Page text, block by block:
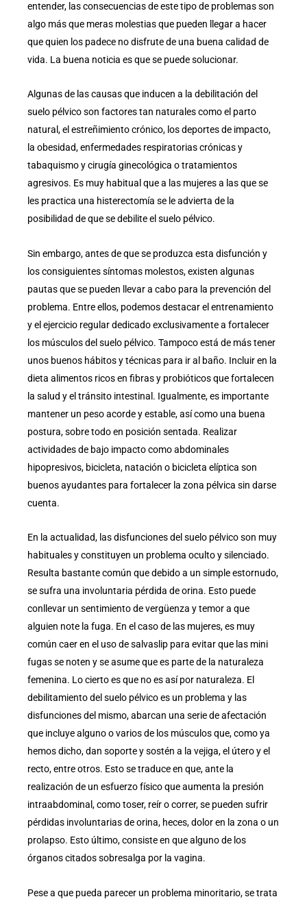
entender, las consecuencias de este tipo de problemas son
algo más que meras molestias que pueden llegar a hacer
que quien los padece no disfrute de una buena calidad de
vida. La buena noticia es que se puede solucionar.
Algunas de las causas que inducen a la debilitación del
suelo pélvico son factores tan naturales como el parto
natural, el estreñimiento crónico, los deportes de impacto,
la obesidad, enfermedades respiratorias crónicas y
tabaquismo y cirugía ginecológica o tratamientos
agresivos. Es muy habitual que a las mujeres a las que se
les practica una histerectomía se le advierta de la
posibilidad de que se debilite el suelo pélvico.
Sin embargo, antes de que se produzca esta disfunción y
los consiguientes síntomas molestos, existen algunas
pautas que se pueden llevar a cabo para la prevención del
problema. Entre ellos, podemos destacar el entrenamiento
y el ejercicio regular dedicado exclusivamente a fortalecer
los músculos del suelo pélvico. Tampoco está de más tener
unos buenos hábitos y técnicas para ir al baño. Incluir en la
dieta alimentos ricos en fibras y probióticos que fortalecen
la salud y el tránsito intestinal. Igualmente, es importante
mantener un peso acorde y estable, así como una buena
postura, sobre todo en posición sentada. Realizar
actividades de bajo impacto como abdominales
hipopresivos, bicicleta, natación o bicicleta elíptica son
buenos ayudantes para fortalecer la zona pélvica sin darse
cuenta.
En la actualidad, las disfunciones del suelo pélvico son muy
habituales y constituyen un problema oculto y silenciado.
Resulta bastante común que debido a un simple estornudo,
se sufra una involuntaria pérdida de orina. Esto puede
conllevar un sentimiento de vergüenza y temor a que
alguien note la fuga. En el caso de las mujeres, es muy
común caer en el uso de salvaslip para evitar que las mini
fugas se noten y se asume que es parte de la naturaleza
femenina. Lo cierto es que no es así por naturaleza. El
debilitamiento del suelo pélvico es un problema y las
disfunciones del mismo, abarcan una serie de afectación
que incluye alguno o varios de los músculos que, como ya
hemos dicho, dan soporte y sostén a la vejiga, el útero y el
recto, entre otros. Esto se traduce en que, ante la
realización de un esfuerzo físico que aumenta la presión
intraabdominal, como toser, reír o correr, se pueden sufrir
pérdidas involuntarias de orina, heces, dolor en la zona o un
prolapso. Esto último, consiste en que alguno de los
órganos citados sobresalga por la vagina.
Pese a que pueda parecer un problema minoritario, se trata